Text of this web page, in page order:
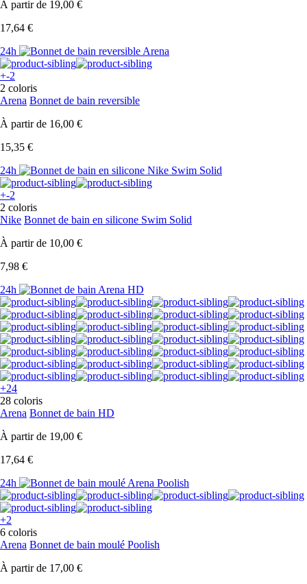
À partir de 19,00 €
17,64 €
24h
+-2
2 coloris
Arena Bonnet de bain reversible
À partir de 16,00 €
15,35 €
24h
+-2
2 coloris
Nike Bonnet de bain en silicone Swim Solid
À partir de 10,00 €
7,98 €
24h
+24
28 coloris
Arena Bonnet de bain HD
À partir de 19,00 €
17,64 €
24h
+2
6 coloris
Arena Bonnet de bain moulé Poolish
À partir de 17,00 €